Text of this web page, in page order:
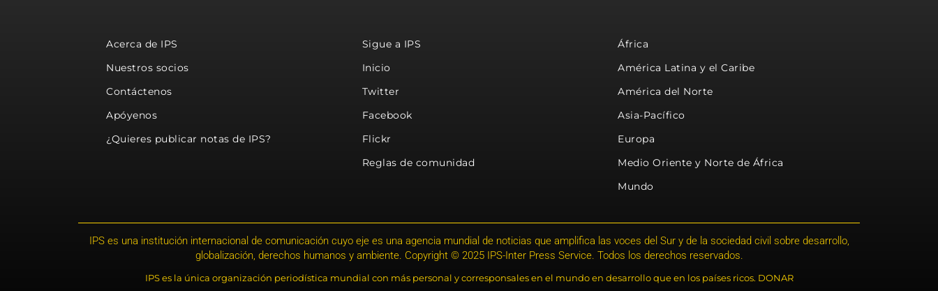
Acerca de IPS
Nuestros socios
Contáctenos
Apóyenos
¿Quieres publicar notas de IPS?
Sigue a IPS
Inicio
Twitter
Facebook
Flickr
Reglas de comunidad
África
América Latina y el Caribe
América del Norte
Asia-Pacífico
Europa
Medio Oriente y Norte de África
Mundo
IPS es una institución internacional de comunicación cuyo eje es una agencia mundial de noticias que amplifica las voces del Sur y de la sociedad civil sobre desarrollo,
globalización, derechos humanos y ambiente. Copyright © 2025 IPS-Inter Press Service. Todos los derechos reservados.
IPS es la única organización periodística mundial con más personal y corresponsales en el mundo en desarrollo que en los países ricos. DONAR